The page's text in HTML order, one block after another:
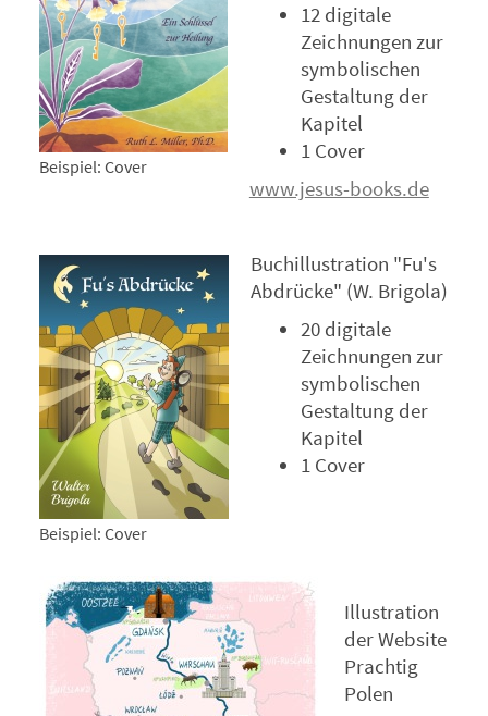
Beispiel: Cover
12 digitale
Zeichnungen zur
symbolischen
Gestaltung der
Kapitel
1 Cover
www.jesus-books.de
Beispiel: Cover
Buchillustration "Fu's
Abdrücke" (W. Brigola)
20 digitale
Zeichnungen zur
symbolischen
Gestaltung der
Kapitel
1 Cover
Illustration
der Website
Prachtig
Polen